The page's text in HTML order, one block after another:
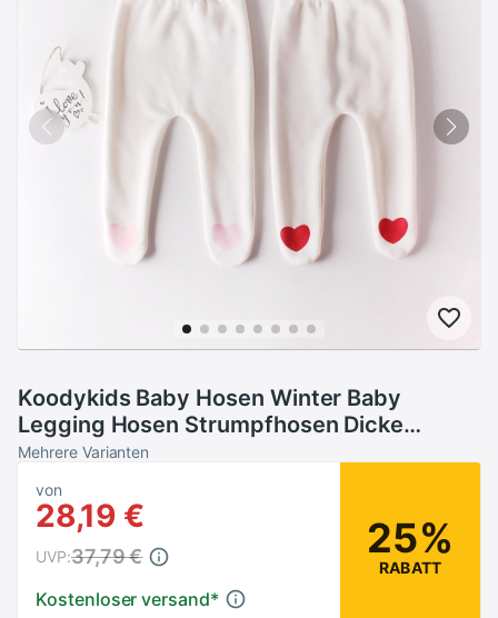
Koodykids Baby Hosen Winter Baby
Legging Hosen Strumpfhosen Dicke
Fleece Baby Mädchen Leggings Plus Samt
jahre
Mehrere Varianten
von
28,19 €
Kostenloser versand*
UVP:37,79 € 25%
RABATT